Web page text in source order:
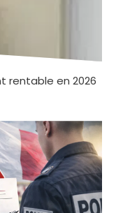
rentable en 2026